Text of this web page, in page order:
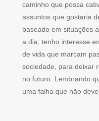
caminho que possa
assuntos que gostaria
baseado em situações
a dia; tenho interesse
de vida que marcam
sociedade, para deixar
no futuro. Lembrando
uma falha que não